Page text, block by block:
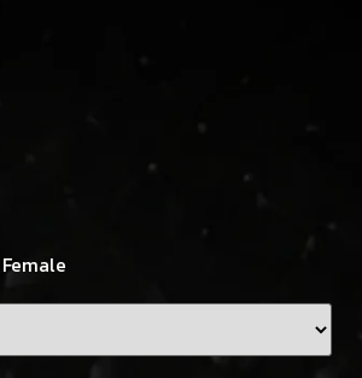
Female